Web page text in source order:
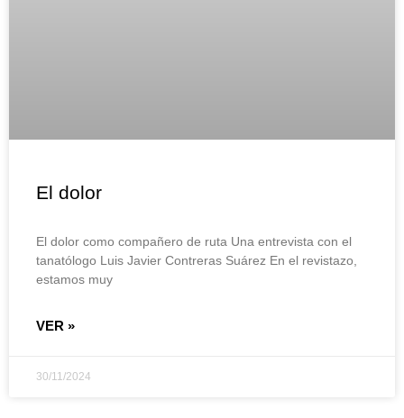
El dolor
El dolor como compañero de ruta Una entrevista con el
tanatólogo Luis Javier Contreras Suárez En el revistazo,
estamos muy
VER »
30/11/2024